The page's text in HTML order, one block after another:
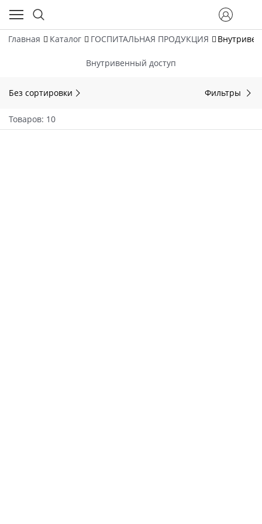
Главная Каталог ГОСПИТАЛЬНАЯ ПРОДУКЦИЯ
Внутривенный доступ
Без сортировки Фильтры
Товаров: 10